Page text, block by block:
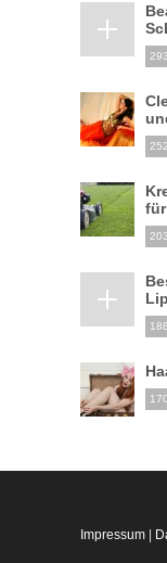
Impressum |